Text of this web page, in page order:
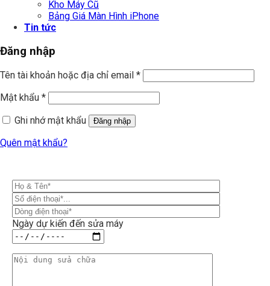
Kho Máy Cũ
Bảng Giá Màn Hình iPhone
Tin tức
Đăng nhập
Tên tài khoản hoặc địa chỉ email *
Mật khẩu *
Ghi nhớ mật khẩu
Đăng nhập
Quên mật khẩu?
Ngày dự kiến đến sửa máy